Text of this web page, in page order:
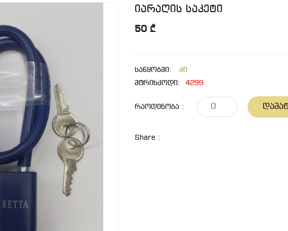
იარაღის საკეტი
50 ₾
საწყობში:
კი
შტრიხკოდი:
4299
Რაოდენობა :
Share :